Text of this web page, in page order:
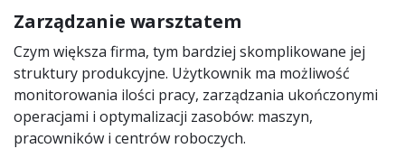
Zarządzanie warsztatem
Czym większa firma, tym bardziej skomplikowane jej
struktury produkcyjne. Użytkownik ma możliwość
monitorowania ilości pracy, zarządzania ukończonymi
operacjami i optymalizacji zasobów: maszyn,
pracowników i centrów roboczych.